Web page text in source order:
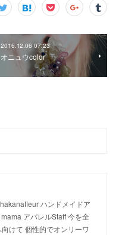
2016.12.06 07:23
オニュウcolor
ハンドメイドア
アパレルStaff 今を全
けて 個性的でオンリーワ